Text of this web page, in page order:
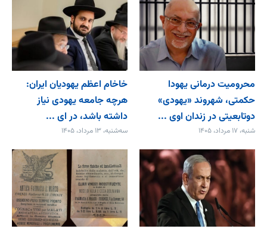
محرومیت درمانی یهودا
حکمتی، شهروند «یهودی»
دوتابعیتی در زندان اوی ...
شنبه، ۱۷ مرداد، ۱۴۰۵
خاخام اعظم یهودیان ایران:
هرچه جامعه یهودی نیاز
داشته باشد، در ای ...
سه‌شنبه، ۱۳ مرداد، ۱۴۰۵